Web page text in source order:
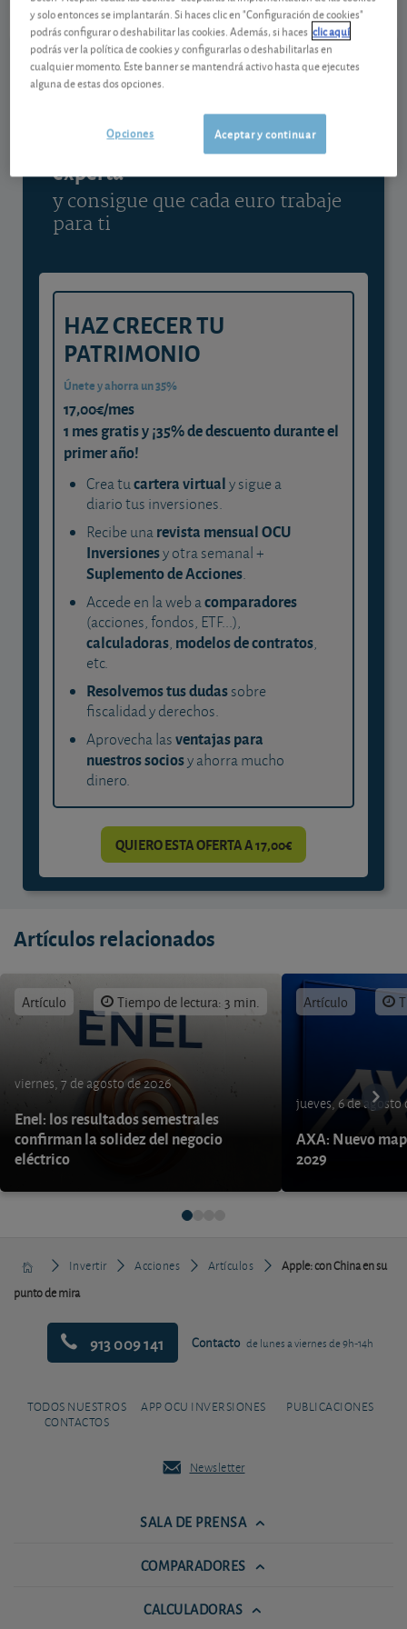
Ver detalladamente
Contenido reservado a SOCIOS
Gestiona tu dinero con visión
experta
y consigue que cada euro trabaje
para ti
HAZ CRECER TU
PATRIMONIO
Únete y ahorra un 35%
17,00€/mes
1 mes gratis y ¡35% de descuento durante el
primer año!
Crea tucartera virtualy sigue a
diario tus inversiones.
Recibe unarevista mensual OCU
Inversionesy otra semanal +
Suplemento de Acciones.
Accede en la web acomparadores
(acciones, fondos, ETF...),
calculadoras, modelos de contratos,
etc.
Resolvemos tus dudassobre
fiscalidad y derechos.
Aprovecha lasventajas para
nuestros sociosy ahorra mucho
dinero.
QUIERO ESTA OFERTA A 17,00€
Artículos relacionados
Artículo Tiempo de lectura: 3 min.
viernes, 7 de agosto de 2026
Enel: los resultados semestrales
confirman la solidez del negocio
eléctrico
Artículo
jueves, 6 de agosto
AXA: Nuevo
2029
Invertir Acciones Artículos
Apple: con China en su
punto de mira
913 009 141 Contacto de lunes a viernes de 9h-14h
TODOS NUESTROS
CONTACTOS
APP OCU INVERSIONES PUBLICACIONES
Newsletter
SALA DE PRENSA
COMPARADORES
CALCULADORAS
y solo entonces se implantarán. Si haces clic en "Configuración de cookies"
podrás configurar o deshabilitar las cookies. Además, si haces clic aquí
podrás ver la política de cookies y configurarlas o deshabilitarlas en
cualquier momento. Este banner se mantendrá activo hasta que ejecutes
alguna de estas dos opciones.
Aceptar y continuar
Opciones